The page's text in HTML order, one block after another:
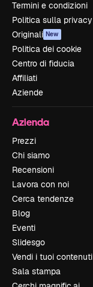
Termini e condizioni
Politica sulla privacy
Originali New
Politica dei cookie
Centro di fiducia
Affiliati
Aziende
Azienda
Prezzi
Chi siamo
Recensioni
Lavora con noi
Cerca tendenze
Blog
Eventi
Slidesgo
Vendi i tuoi contenuti
Sala stampa